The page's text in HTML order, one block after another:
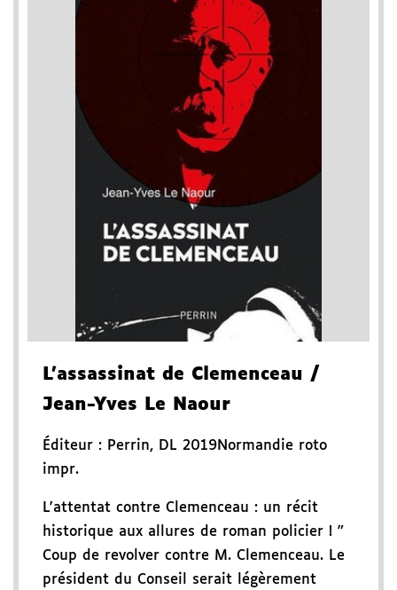
L'assassinat de Clemenceau /
Jean-Yves Le Naour
Éditeur : Perrin, DL 2019Normandie roto
impr.
L'attentat contre Clemenceau : un récit
historique aux allures de roman policier ! "
Coup de revolver contre M. Clemenceau. Le
président du Conseil serait légèrement